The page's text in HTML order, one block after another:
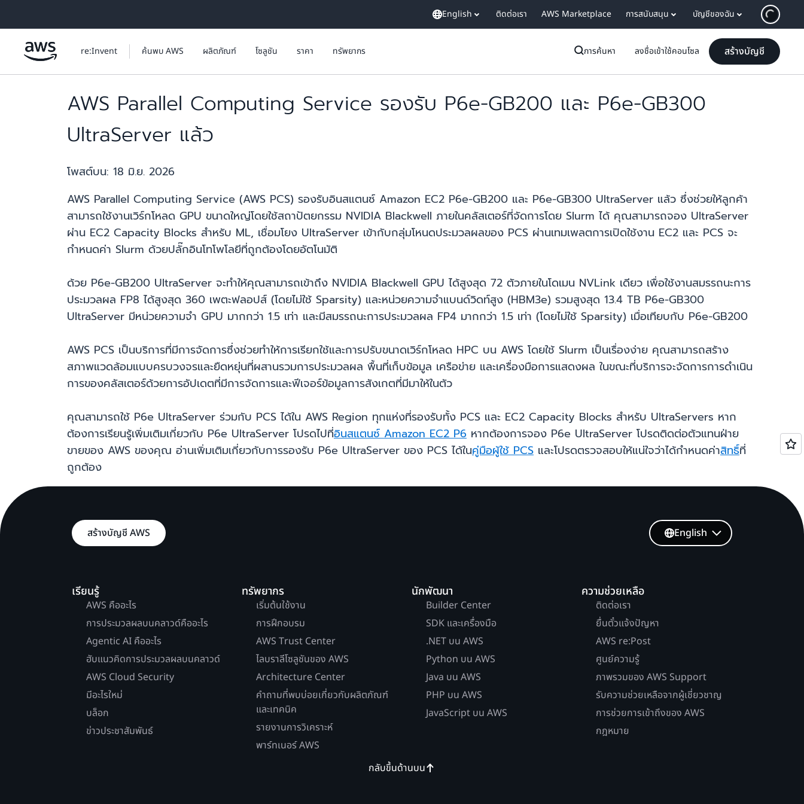
English ติดต่อเรา AWS Marketplace การสนับสนุน บัญชีของฉัน
re:Invent ค้นพบ AWS ผลิตภัณฑ์ โซลูชัน ราคา ทรัพยากร การค้นหา ลงชื่อเข้าใช้คอนโซล สร้างบัญชี
AWS Parallel Computing Service รองรับ P6e-GB200 และ P6e-GB300
UltraServer แล้ว
โพสต์บน: 18 มิ.ย. 2026
AWS Parallel Computing Service (AWS PCS) รองรับอินสแตนซ์ Amazon EC2 P6e-GB200 และ P6e-GB300 UltraServer แล้ว ซึ่งช่วยให้ลูกค้า
สามารถใช้งานเวิร์กโหลด GPU ขนาดใหญ่โดยใช้สถาปัตยกรรม NVIDIA Blackwell ภายในคลัสเตอร์ที่จัดการโดย Slurm ได้ คุณสามารถจอง UltraServer
ผ่าน EC2 Capacity Blocks สำหรับ ML, เชื่อมโยง UltraServer เข้ากับกลุ่มโหนดประมวลผลของ PCS ผ่านเทมเพลตการเปิดใช้งาน EC2 และ PCS จะ
กำหนดค่า Slurm ด้วยปลั๊กอินโทโพโลยีที่ถูกต้องโดยอัตโนมัติ
ด้วย P6e-GB200 UltraServer จะทำให้คุณสามารถเข้าถึง NVIDIA Blackwell GPU ได้สูงสุด 72 ตัวภายในโดเมน NVLink เดียว เพื่อใช้งานสมรรถนะการ
ประมวลผล FP8 ได้สูงสุด 360 เพตะฟลอปส์ (โดยไม่ใช้ Sparsity) และหน่วยความจำแบนด์วิดท์สูง (HBM3e) รวมสูงสุด 13.4 TB P6e-GB300
UltraServer มีหน่วยความจำ GPU มากกว่า 1.5 เท่า และมีสมรรถนะการประมวลผล FP4 มากกว่า 1.5 เท่า (โดยไม่ใช้ Sparsity) เมื่อเทียบกับ P6e-GB200
AWS PCS เป็นบริการที่มีการจัดการซึ่งช่วยทำให้การเรียกใช้และการปรับขนาดเวิร์กโหลด HPC บน AWS โดยใช้ Slurm เป็นเรื่องง่าย คุณสามารถสร้าง
สภาพแวดล้อมแบบครบวงจรและยืดหยุ่นที่ผสานรวมการประมวลผล พื้นที่เก็บข้อมูล เครือข่าย และเครื่องมือการแสดงผล ในขณะที่บริการจะจัดการการดำเนิน
การของคลัสเตอร์ด้วยการอัปเดตที่มีการจัดการและฟีเจอร์ข้อมูลการสังเกตที่มีมาให้ในตัว
คุณสามารถใช้ P6e UltraServer ร่วมกับ PCS ได้ใน AWS Region ทุกแห่งที่รองรับทั้ง PCS และ EC2 Capacity Blocks สำหรับ UltraServers หาก
ต้องการเรียนรู้เพิ่มเติมเกี่ยวกับ P6e UltraServer โปรดไปที่อินสแตนซ์ Amazon EC2 P6 หากต้องการจอง P6e UltraServer โปรดติดต่อตัวแทนฝ่าย
ขายของ AWS ของคุณ อ่านเพิ่มเติมเกี่ยวกับการรองรับ P6e UltraServer ของ PCS ได้ในคู่มือผู้ใช้ PCS และโปรดตรวจสอบให้แน่ใจว่าได้กำหนดค่าสิทธิ์ที่
ถูกต้อง
สร้างบัญชี AWS
เรียนรู้
AWS คืออะไร
การประมวลผลบนคลาวด์คืออะไร
Agentic AI คืออะไร
ฮับแนวคิดการประมวลผลบนคลาวด์
AWS Cloud Security
มีอะไรใหม่
บล็อก
ข่าวประชาสัมพันธ์
ทรัพยากร
เริ่มต้นใช้งาน
การฝึกอบรม
AWS Trust Center
ไลบราลีโซลูชันของ AWS
Architecture Center
คำถามที่พบบ่อยเกี่ยวกับผลิตภัณฑ์
และเทคนิค
รายงานการวิเคราะห์
พาร์ทเนอร์ AWS
นักพัฒนา
Builder Center
SDK และเครื่องมือ
.NET บน AWS
Python บน AWS
Java บน AWS
PHP บน AWS
JavaScript บน AWS
ความช่วยเหลือ
ติดต่อเรา
ยื่นตั๋วแจ้งปัญหา
AWS re:Post
ศูนย์ความรู้
ภาพรวมของ AWS Support
รับความช่วยเหลือจากผู้เชี่ยวชาญ
การช่วยการเข้าถึงของ AWS
กฎหมาย
English
กลับขึ้นด้านบน